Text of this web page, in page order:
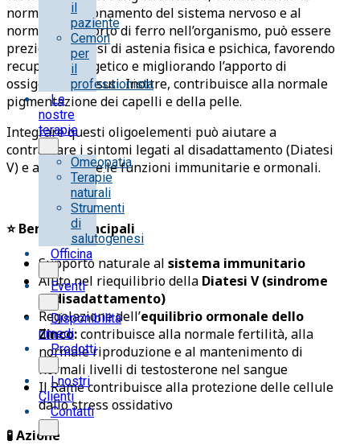
il
paziente
Cemon
per
il
professionista
Le
nostre
terapie
Omeopatia
Terapie
naturali
Strumenti
di
salutogenesi
Officina
Eventi
Disponibilità
rimedi
Prodotti
I nostri
Clienti
Contatti
normale funzionamento del sistema nervoso e al
normale trasporto di ferro nell’organismo, può essere
prezioso nei casi di astenia fisica e psichica, favorendo
recupero energetico e migliorando l’apporto di
ossigeno ai tessuti. Inoltre, contribuisce alla normale
pigmentazione dei capelli e della pelle.
Integrare questi oligoelementi può aiutare a
contrastare i sintomi legati al disadattamento (Diatesi
V) e a sostenere le funzioni immunitarie e ormonali.
⭐ Benefici Principali
Supporto naturale al sistema immunitario
Aiuto nel riequilibrio della Diatesi V (sindrome
di disadattamento)
Regolazione dell’equilibrio ormonale dello
Zinco:contribuisce alla normale fertilità, alla
normale riproduzione e al mantenimento di
normali livelli di testosterone nel sangue
Il Rame contribuisce alla protezione delle cellule
dallo stress ossidativo
🧪 Azione